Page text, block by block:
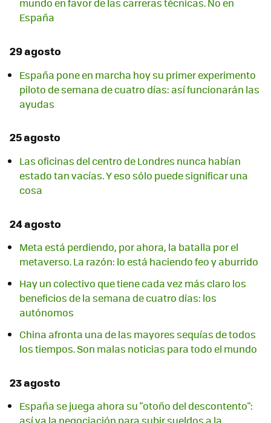
mundo en favor de las carreras técnicas. No en
España
29 agosto
España pone en marcha hoy su primer experimento
piloto de semana de cuatro días: así funcionarán las
ayudas
25 agosto
Las oficinas del centro de Londres nunca habían
estado tan vacías. Y eso sólo puede significar una
cosa
24 agosto
Meta está perdiendo, por ahora, la batalla por el
metaverso. La razón: lo está haciendo feo y aburrido
Hay un colectivo que tiene cada vez más claro los
beneficios de la semana de cuatro días: los
autónomos
China afronta una de las mayores sequías de todos
los tiempos. Son malas noticias para todo el mundo
23 agosto
España se juega ahora su "otoño del descontento":